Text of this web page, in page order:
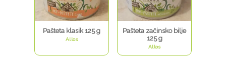
Pašteta klasik 125 g
Allos
Pašteta začinsko bilje
125 g
Allos